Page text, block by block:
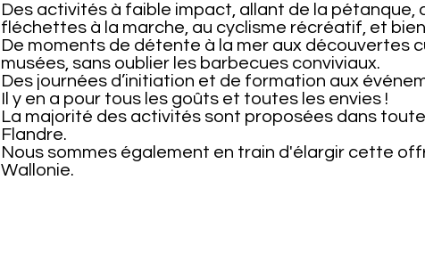
Des activités à faible impact, allant de la pétanque,
fléchettes à la marche, au cyclisme récréatif, et
De moments de détente à la mer aux découvertes
musées, sans oublier les barbecues conviviaux.
Des journées d’initiation et de formation aux
Il y en a pour tous les goûts et toutes les envies !
La majorité des activités sont proposées dans
Flandre.
Nous sommes également en train d'élargir cette
Wallonie.